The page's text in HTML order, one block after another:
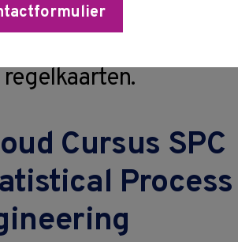
Gedurende de
Cursus SPC